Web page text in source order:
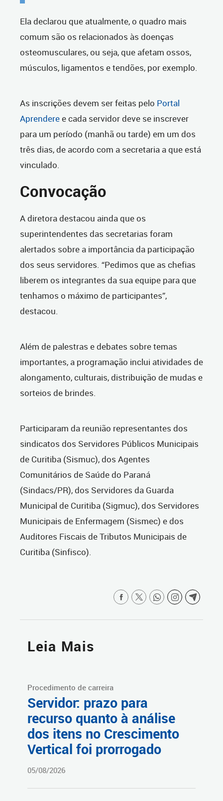
Ela declarou que atualmente, o quadro mais
comum são os relacionados às doenças
osteomusculares, ou seja, que afetam ossos,
músculos, ligamentos e tendões, por exemplo.
As inscrições devem ser feitas pelo Portal
Aprenderee cada servidor deve se inscrever
para um período (manhã ou tarde) em um dos
três dias, de acordo com a secretaria a que está
vinculado.
Convocação
A diretora destacou ainda que os
superintendentes das secretarias foram
alertados sobre a importância da participação
dos seus servidores. “Pedimos que as chefias
liberem os integrantes da sua equipe para que
tenhamos o máximo de participantes”,
destacou.
Além de palestras e debates sobre temas
importantes, a programação inclui atividades de
alongamento, culturais, distribuição de mudas e
sorteios de brindes.
Participaram da reunião representantes dos
sindicatos dos Servidores Públicos Municipais
de Curitiba (Sismuc), dos Agentes
Comunitários de Saúde do Paraná
(Sindacs/PR), dos Servidores da Guarda
Municipal de Curitiba (Sigmuc), dos Servidores
Municipais de Enfermagem (Sismec) e dos
Auditores Fiscais de Tributos Municipais de
Curitiba (Sinfisco).
Leia Mais
Procedimento de carreira
Servidor: prazo para
recurso quanto à análise
dos itens no Crescimento
Vertical foi prorrogado
05/08/2026